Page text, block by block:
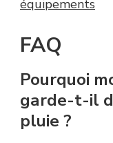
équipements
FAQ
Pourquoi
garde-t-il
pluie ?